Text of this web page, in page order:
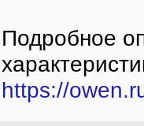
Подробное
https://